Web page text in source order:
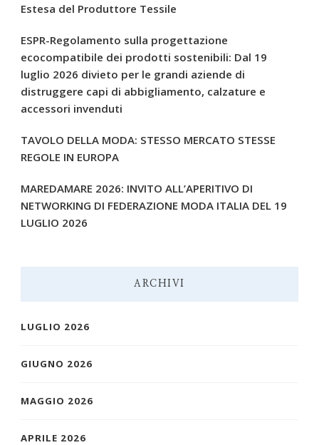
Estesa del Produttore Tessile
ESPR-Regolamento sulla progettazione
ecocompatibile dei prodotti sostenibili: Dal 19
luglio 2026 divieto per le grandi aziende di
distruggere capi di abbigliamento, calzature e
accessori invenduti
TAVOLO DELLA MODA: STESSO MERCATO STESSE
REGOLE IN EUROPA
MAREDAMARE 2026: INVITO ALL’APERITIVO DI
NETWORKING DI FEDERAZIONE MODA ITALIA DEL 19
LUGLIO 2026
ARCHIVI
LUGLIO 2026
GIUGNO 2026
MAGGIO 2026
APRILE 2026